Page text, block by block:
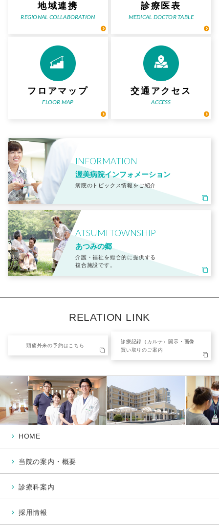
地域連携
REGIONAL COLLABORATION
診療医表
MEDICAL DOCTOR TABLE
フロアマップ
FLOOR MAP
交通アクセス
ACCESS
INFORMATION
渥美病院インフォメーション
病院のトピックス情報をご紹介
ATSUMI TOWNSHIP
あつみの郷
介護・福祉を総合的に提供する
複合施設です。
RELATION LINK
頭痛外来の予約はこちら
診療記録（カルテ）開示・画像
買い取りのご案内
HOME
当院の案内・概要
診療科案内
採用情報